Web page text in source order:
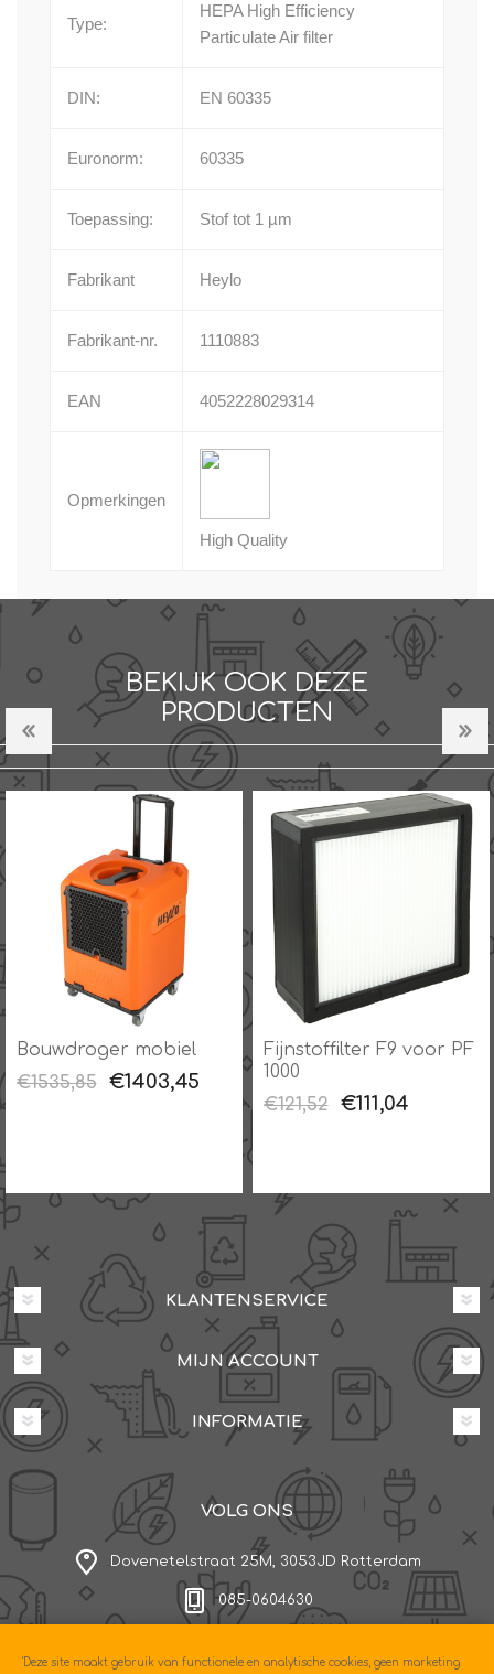
Type:
HEPA High Efficiency
Particulate Air filter
DIN: EN 60335
Euronorm: 60335
Toepassing: Stof tot 1 µm
Fabrikant Heylo
Fabrikant-nr. 1110883
EAN 4052228029314
Opmerkingen
High Quality
BEKIJK OOK DEZE
PRODUCTEN
Bouwdroger mobiel
€1535,85
€1403,45
Fijnstoffilter F9 voor PF
1000
€121,52
€111,04
KLANTENSERVICE
MIJN ACCOUNT
INFORMATIE
VOLG ONS
Dovenetelstraat 25M, 3053JD Rotterdam
085-0604630
'Deze site maakt gebruik van functionele en analytische cookies, geen marketing